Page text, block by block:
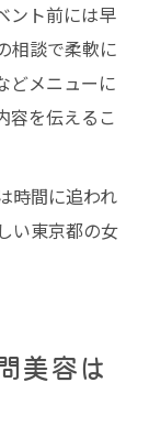
ント前には早
相談で柔軟に
どメニューに
容を伝えるこ
時間に追われ
い東京都の女
美容は